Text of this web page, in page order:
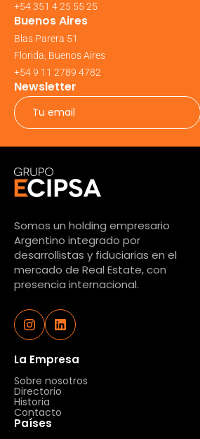
+54 351 4 25 55 25
Buenos Aires
Blas Parera 51
Florida, Buenos Aires
+54 9 11 2789 4782
Newsletter
Somos un holding empresario
Argentino integrado por
desarrollistas y fiduciarias en el
mercado de Real Estate, con
presencia internacional.
La Empresa
Sobre nosotros
Directorio
Historia
Contacto
Países